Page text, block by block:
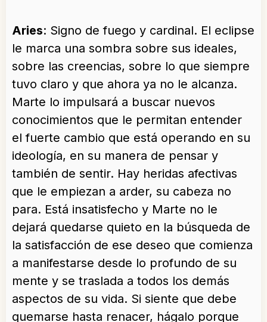
Aries: Signo de fuego y cardinal. El eclipse
le marca una sombra sobre sus ideales,
sobre las creencias, sobre lo que siempre
tuvo claro y que ahora ya no le alcanza.
Marte lo impulsará a buscar nuevos
conocimientos que le permitan entender
el fuerte cambio que está operando en su
ideología, en su manera de pensar y
también de sentir. Hay heridas afectivas
que le empiezan a arder, su cabeza no
para. Está insatisfecho y Marte no le
dejará quedarse quieto en la búsqueda de
la satisfacción de ese deseo que comienza
a manifestarse desde lo profundo de su
mente y se traslada a todos los demás
aspectos de su vida. Si siente que debe
quemarse hasta renacer, hágalo porque